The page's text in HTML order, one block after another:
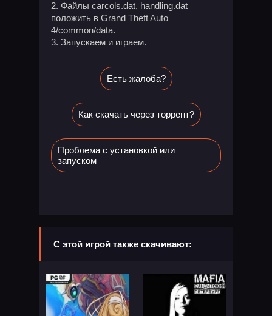
Файлы carcols.dat, handling.dat
положить в Grand Theft Auto
4/common/data.
Запускаем и играем.
Есть жалоба?
Как скачать через торрент?
Проблема с установкой или
запуском
С этой игрой также скачивают: